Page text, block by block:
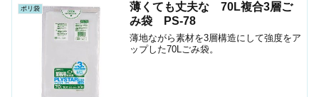
ポリ袋
薄くても丈夫な 70L複合3層ご
み袋 PS-78
薄地ながら素材を3層構造にして強度をア
ップした70Lごみ袋。